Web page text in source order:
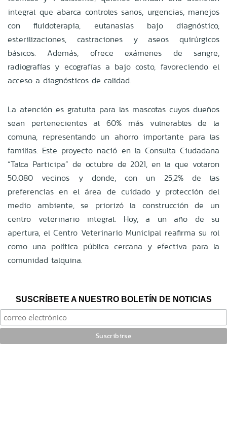
integral que abarca controles sanos, urgencias, manejos
con fluidoterapia, eutanasias bajo diagnóstico,
esterilizaciones, castraciones y aseos quirúrgicos
básicos. Además, ofrece exámenes de sangre,
radiografías y ecografías a bajo costo, favoreciendo el
acceso a diagnósticos de calidad.
La atención es gratuita para las mascotas cuyos dueños
sean pertenecientes al 60% más vulnerables de la
comuna, representando un ahorro importante para las
familias. Este proyecto nació en la Consulta Ciudadana
“Talca Participa” de octubre de 2021, en la que votaron
50.080 vecinos y donde, con un 25,2% de las
preferencias en el área de cuidado y protección del
medio ambiente, se priorizó la construcción de un
centro veterinario integral. Hoy, a un año de su
apertura, el Centro Veterinario Municipal reafirma su rol
como una política pública cercana y efectiva para la
comunidad talquina.
SUSCRÍBETE A NUESTRO BOLETÍN DE NOTICIAS